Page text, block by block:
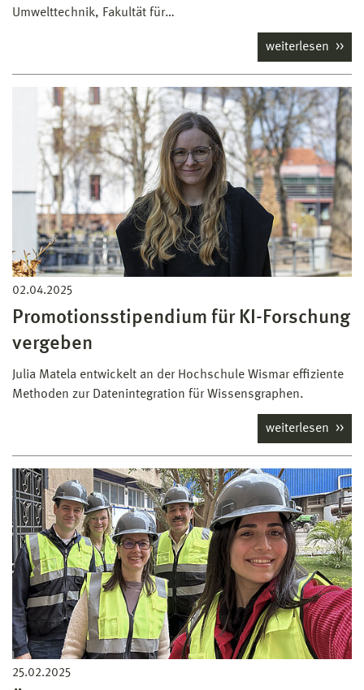
Umwelttechnik, Fakultät für…
weiterlesen
02.04.2025
Promotionsstipendium für KI-Forschung
vergeben
Julia Matela entwickelt an der Hochschule Wismar effiziente
Methoden zur Datenintegration für Wissensgraphen.
weiterlesen
25.02.2025